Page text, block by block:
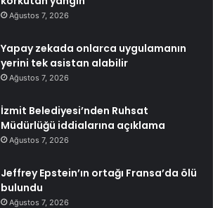
Ağustos 7, 2026
Yapay zekada onlarca uygulamanın
yerini tek asistan alabilir
Ağustos 7, 2026
İzmit Belediyesi’nden Ruhsat
Müdürlüğü iddialarına açıklama
Ağustos 7, 2026
Jeffrey Epstein’ın ortağı Fransa’da ölü
bulundu
Ağustos 7, 2026